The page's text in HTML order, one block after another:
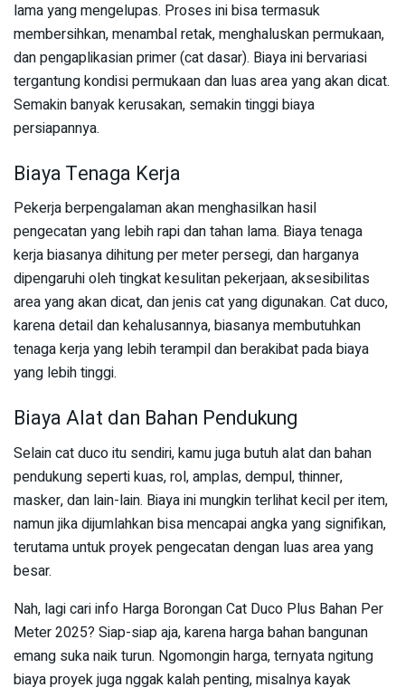
lama yang mengelupas. Proses ini bisa termasuk
membersihkan, menambal retak, menghaluskan permukaan,
dan pengaplikasian primer (cat dasar). Biaya ini bervariasi
tergantung kondisi permukaan dan luas area yang akan dicat.
Semakin banyak kerusakan, semakin tinggi biaya
persiapannya.
Biaya Tenaga Kerja
Pekerja berpengalaman akan menghasilkan hasil
pengecatan yang lebih rapi dan tahan lama. Biaya tenaga
kerja biasanya dihitung per meter persegi, dan harganya
dipengaruhi oleh tingkat kesulitan pekerjaan, aksesibilitas
area yang akan dicat, dan jenis cat yang digunakan. Cat duco,
karena detail dan kehalusannya, biasanya membutuhkan
tenaga kerja yang lebih terampil dan berakibat pada biaya
yang lebih tinggi.
Biaya Alat dan Bahan Pendukung
Selain cat duco itu sendiri, kamu juga butuh alat dan bahan
pendukung seperti kuas, rol, amplas, dempul, thinner,
masker, dan lain-lain. Biaya ini mungkin terlihat kecil per item,
namun jika dijumlahkan bisa mencapai angka yang signifikan,
terutama untuk proyek pengecatan dengan luas area yang
besar.
Nah, lagi cari info Harga Borongan Cat Duco Plus Bahan Per
Meter 2025? Siap-siap aja, karena harga bahan bangunan
emang suka naik turun. Ngomongin harga, ternyata ngitung
biaya proyek juga nggak kalah penting, misalnya kayak